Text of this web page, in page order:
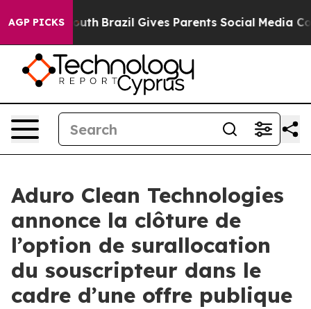
AGP PICKS
to Youth Brazil Gives Parents Social Media Controls
Aduro Clean Technologies
annonce la clôture de
l’option de surallocation
du souscripteur dans le
cadre d’une offre publique